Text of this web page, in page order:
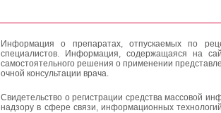
Информация о препаратах, отпускаемых по
специалистов. Информация, содержащаяся на
самостоятельного решения о применении
очной консультации врача.
Свидетельство о регистрации средства массовой
надзору в сфере связи, информационных